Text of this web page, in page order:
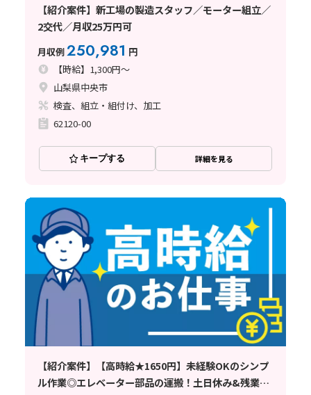
【紹介案件】新工場の製造スタッフ／モーター組立／
2交代／月収25万円可
月収例250,981 円
【時給】1,300円～
山梨県中央市
検査、組立・組付け、加工
62120-00
キープする 詳細を見る
【紹介案件】【高時給★1650円】未経験OKのシンプ
ル作業◎エレベーター部品の運搬！土日休み&残業少